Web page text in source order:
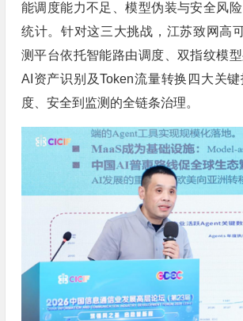
能调度能力不足、模型伪装与安全风
统计。针对这三大挑战，江苏致网高
测平台依托智能路由调度、双指纹模
AI资产识别及Token流量转换四大关
度、安全到监测的全链条治理。